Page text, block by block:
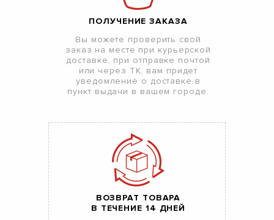
ПОЛУЧЕНИЕ ЗАКАЗА
Вы можете проверить свой
заказ на месте при курьерской
доставке, при отправке почтой
или через ТК, вам придет
уведомление о доставке в
пункт выдачи в вашем городе.
ВОЗВРАТ ТОВАРА
В ТЕЧЕНИЕ 14 ДНЕЙ